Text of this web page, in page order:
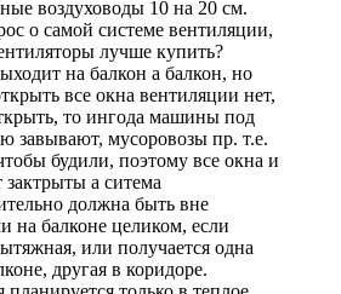
воздуховоды 10 на 20 см.
о самой системе вентиляции,
лучше купить?
на балкон а балкон, но
все окна вентиляции нет,
то ингода машины под
завывают, мусоровозы пр. т.е.
будили, поэтому все окна и
зактрыты а ситема
должна быть вне
на балконе целиком, если
или получается одна
другая в коридоре.